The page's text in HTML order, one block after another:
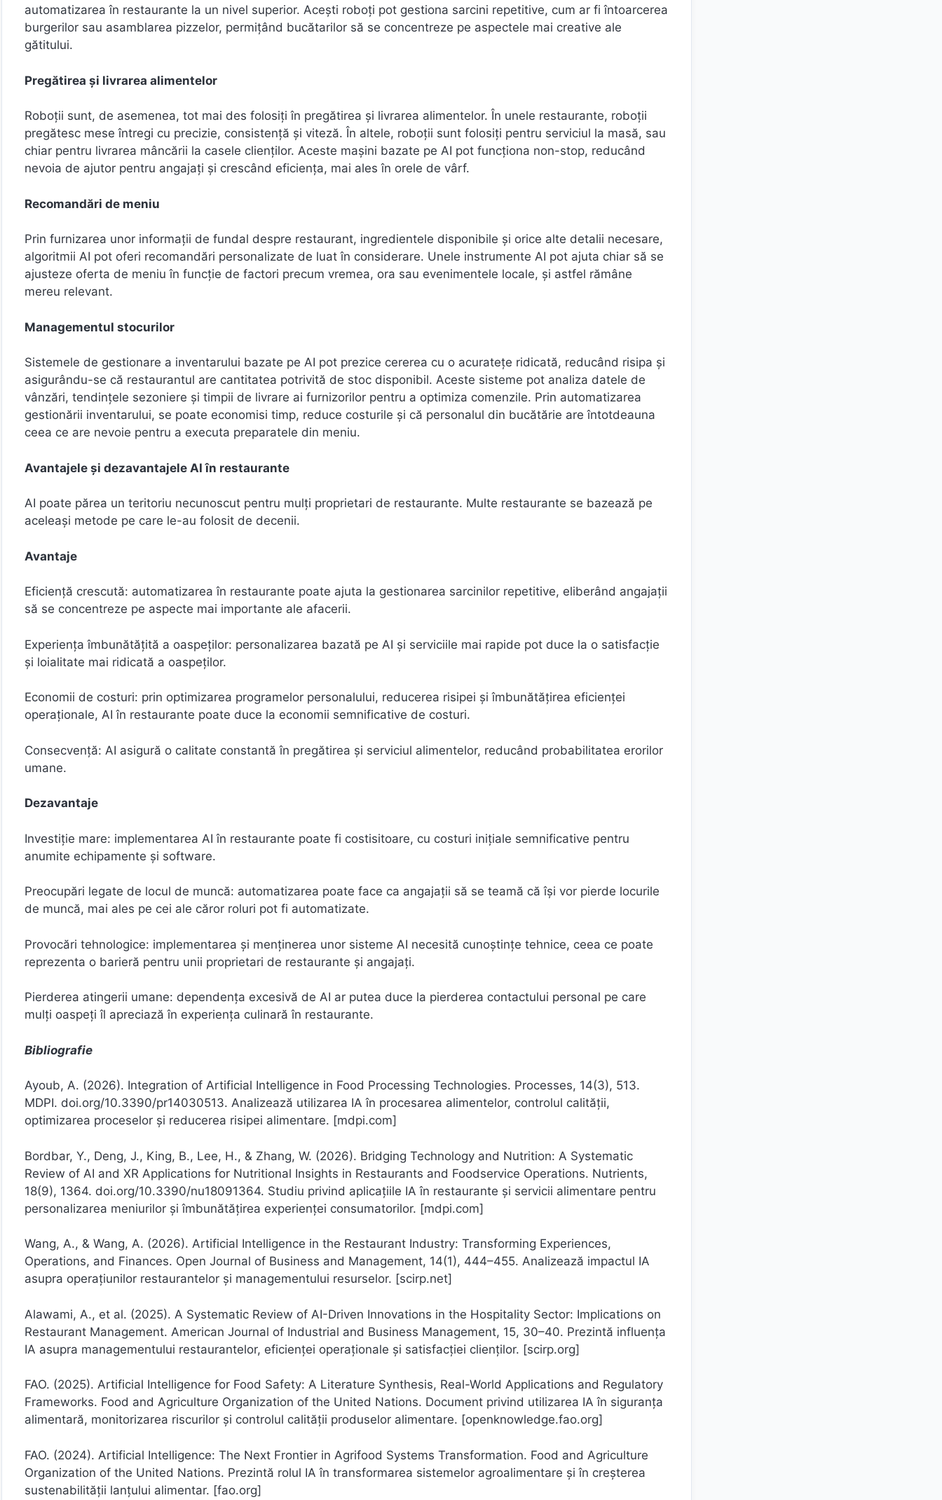
automatizarea în restaurante la un nivel superior. Acești roboți pot gestiona sarcini repetitive, cum ar fi întoarcerea
burgerilor sau asamblarea pizzelor, permițând bucătarilor să se concentreze pe aspectele mai creative ale
gătitului.
Pregătirea și livrarea alimentelor
Roboții sunt, de asemenea, tot mai des folosiți în pregătirea și livrarea alimentelor. În unele restaurante, roboții
pregătesc mese întregi cu precizie, consistență și viteză. În altele, roboții sunt folosiți pentru serviciul la masă, sau
chiar pentru livrarea mâncării la casele clienților. Aceste mașini bazate pe AI pot funcționa non-stop, reducând
nevoia de ajutor pentru angajați și crescând eficiența, mai ales în orele de vârf.
Recomandări de meniu
Prin furnizarea unor informații de fundal despre restaurant, ingredientele disponibile și orice alte detalii necesare,
algoritmii AI pot oferi recomandări personalizate de luat în considerare. Unele instrumente AI pot ajuta chiar să se
ajusteze oferta de meniu în funcție de factori precum vremea, ora sau evenimentele locale, și astfel rămâne
mereu relevant.
Managementul stocurilor
Sistemele de gestionare a inventarului bazate pe AI pot prezice cererea cu o acuratețe ridicată, reducând risipa și
asigurându-se că restaurantul are cantitatea potrivită de stoc disponibil. Aceste sisteme pot analiza datele de
vânzări, tendințele sezoniere și timpii de livrare ai furnizorilor pentru a optimiza comenzile. Prin automatizarea
gestionării inventarului, se poate economisi timp, reduce costurile și că personalul din bucătărie are întotdeauna
ceea ce are nevoie pentru a executa preparatele din meniu.
Avantajele și dezavantajele AI în restaurante
AI poate părea un teritoriu necunoscut pentru mulți proprietari de restaurante. Multe restaurante se bazează pe
aceleași metode pe care le-au folosit de decenii.
Avantaje
Eficiență crescută: automatizarea în restaurante poate ajuta la gestionarea sarcinilor repetitive, eliberând angajații
să se concentreze pe aspecte mai importante ale afacerii.
Experiența îmbunătățită a oaspeților: personalizarea bazată pe AI și serviciile mai rapide pot duce la o satisfacție
și loialitate mai ridicată a oaspeților.
Economii de costuri: prin optimizarea programelor personalului, reducerea risipei și îmbunătățirea eficienței
operaționale, AI în restaurante poate duce la economii semnificative de costuri.
Consecvență: AI asigură o calitate constantă în pregătirea și serviciul alimentelor, reducând probabilitatea erorilor
umane.
Dezavantaje
Investiție mare: implementarea AI în restaurante poate fi costisitoare, cu costuri inițiale semnificative pentru
anumite echipamente și software.
Preocupări legate de locul de muncă: automatizarea poate face ca angajații să se teamă că își vor pierde locurile
de muncă, mai ales pe cei ale căror roluri pot fi automatizate.
Provocări tehnologice: implementarea și menținerea unor sisteme AI necesită cunoștințe tehnice, ceea ce poate
reprezenta o barieră pentru unii proprietari de restaurante și angajați.
Pierderea atingerii umane: dependența excesivă de AI ar putea duce la pierderea contactului personal pe care
mulți oaspeți îl apreciază în experiența culinară în restaurante.
Bibliografie
Ayoub, A. (2026). Integration of Artificial Intelligence in Food Processing Technologies. Processes, 14(3), 513.
MDPI. doi.org/10.3390/pr14030513. Analizează utilizarea IA în procesarea alimentelor, controlul calității,
optimizarea proceselor și reducerea risipei alimentare. [mdpi.com]
Bordbar, Y., Deng, J., King, B., Lee, H., & Zhang, W. (2026). Bridging Technology and Nutrition: A Systematic
Review of AI and XR Applications for Nutritional Insights in Restaurants and Foodservice Operations. Nutrients,
18(9), 1364. doi.org/10.3390/nu18091364. Studiu privind aplicațiile IA în restaurante și servicii alimentare pentru
personalizarea meniurilor și îmbunătățirea experienței consumatorilor. [mdpi.com]
Wang, A., & Wang, A. (2026). Artificial Intelligence in the Restaurant Industry: Transforming Experiences,
Operations, and Finances. Open Journal of Business and Management, 14(1), 444–455. Analizează impactul IA
asupra operațiunilor restaurantelor și managementului resurselor. [scirp.net]
Alawami, A., et al. (2025). A Systematic Review of AI-Driven Innovations in the Hospitality Sector: Implications on
Restaurant Management. American Journal of Industrial and Business Management, 15, 30–40. Prezintă influența
IA asupra managementului restaurantelor, eficienței operaționale și satisfacției clienților. [scirp.org]
FAO. (2025). Artificial Intelligence for Food Safety: A Literature Synthesis, Real-World Applications and Regulatory
Frameworks. Food and Agriculture Organization of the United Nations. Document privind utilizarea IA în siguranța
alimentară, monitorizarea riscurilor și controlul calității produselor alimentare. [openknowledge.fao.org]
FAO. (2024). Artificial Intelligence: The Next Frontier in Agrifood Systems Transformation. Food and Agriculture
Organization of the United Nations. Prezintă rolul IA în transformarea sistemelor agroalimentare și în creșterea
sustenabilității lanțului alimentar. [fao.org]